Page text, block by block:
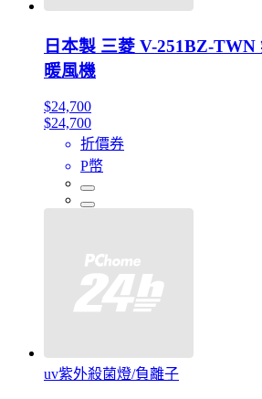
日本製 三菱 V-251BZ-
暖風機
$24,700
$24,700
折價券
P幣
uv紫外殺菌燈/負離子